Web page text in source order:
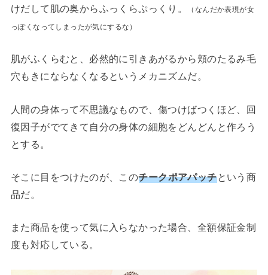
けだして肌の奥からふっくらぷっくり。
（なんだか表現が女
っぽくなってしまったが気にするな）
肌がふくらむと、必然的に引きあがるから頬のたるみ毛
穴もきにならなくなるというメカニズムだ。
人間の身体って不思議なもので、傷つけばつくほど、回
復因子がでてきて自分の身体の細胞をどんどんと作ろう
とする。
そこに目をつけたのが、このチークポアパッチという商
品だ。
また商品を使って気に入らなかった場合、全額保証金制
度も対応している。